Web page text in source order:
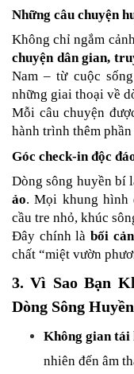
Những câu chuyện
Không chỉ ngắm
chuyện dân gian,
Nam – từ cuộc
những giai thoại về
Mỗi câu chuyện
hành trình thêm
Góc check-in độc
Dòng sông huyền bí
ảo. Mọi khung hình
cầu tre nhỏ, khúc
Đây chính là bối
chất “miệt vườn
3. Vì Sao Bạn
Dòng Sông
Không gian tái
nhiên đến âm